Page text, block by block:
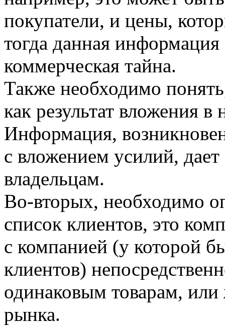
покупатели, и цены,
тогда данная информация
коммерческая тайна.
Также необходимо
как результат вложения в
Информация,
с вложением усилий,
владельцам.
Во-вторых, необходимо
список клиентов, это
с компанией (у которой
клиентов)
одинаковым товарам, или
рынка.